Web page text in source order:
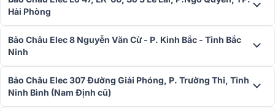
Loa kéo BEST ST-30 là lựa chọn lý tưởng cho nhiều mục đích sử
dụng nhờ vào công suất lớn và chất lượng âm thanh tốt. Dưới đây là
các ứng dụng phổ biến của sản phẩm:
Karaoke gia đình: Với công suất 350-500W và chất âm cân
bằng, BEST ST-30 đáp ứng tốt nhu cầu hát karaoke tại nhà,
mang đến trải nghiệm âm thanh sống động cho các buổi tụ
họp gia đình hoặc bạn bè.
Sự kiện ngoài trời nhỏ: Loa phù hợp cho các buổi tiệc ngoài
Hải Phòng
Bảo Châu Elec 8 Nguyễn Văn Cừ - P. Kinh Bắc - Tỉnh Bắc
Ninh
Bảo Châu Elec 307 Đường Giải Phóng, P. Trường Thi, Tỉnh
Ninh Bình (Nam Định cũ)